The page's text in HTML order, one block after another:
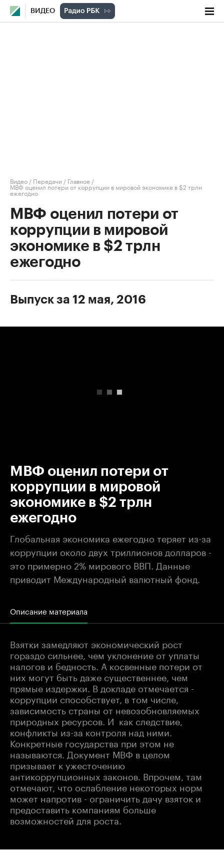
ВИДЕО
Видео / Передачи / Главное /
МВФ оценил потери от коррупции в мировой экономике в $2 трлн
ежегодно
МВФ оценил потери от
коррупции в мировой
экономике в $2 трлн
ежегодно
Выпуск за 12 мая, 2016
МВФ оценил потери от
коррупции в мировой
экономике в $2 трлн
ежегодно
Глобальная экономика ежегодно теряет из-за
коррупции около двух триллионов долларов -
это примерно 2% мирового ВВП. Данные
приводит Международный валютный фонд.
Описание материала
Взятки замедляют экономический рост
гораздо сильнее, чем уклонение от уплаты
налогов и бедность. А косвенные потери от
них могут быть даже существеннее, чем
прямые издержки. В докладе отмечается -
коррупции способствует, в том числе,
зависимость страны от невозобновляемых
природных ресурсов. И как следствие,
конфликты из-за контроля над ними.
Конкретные государства при этом не
называются. Документ МВФ в целом
призывает к ужесточению
антикоррупционных законов. Впрочем, там
отмечают, что ослабление некоторых норм
может напротив - ограничить дачу взяток и
предоставить компаниям больше
возможностей для роста. ​